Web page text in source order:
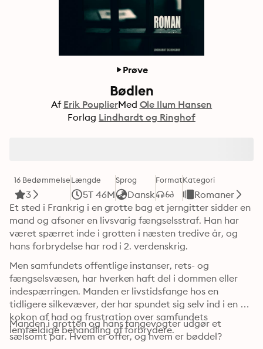
Prøve
Bødlen
Af Erik PouplierMed Ole Ilum Hansen
Forlag Lindhardt og Ringhof
16 Bedømmelse
3
Længde
5T 46M
Sprog
Dansk
FormatKategori
Romaner
Et sted i Frankrig i en grotte bag et jerngitter sidder en
mand og afsoner en livsvarig fængselsstraf. Han har
været spærret inde i grotten i næsten tredive år, og
hans forbrydelse har rod i 2. verdenskrig.
Men samfundets offentlige instanser, rets- og
fængselsvæsen, har hverken haft del i dommen eller
indespærringen. Manden er livstidsfange hos en
tidligere silkevæver, der har spundet sig selv ind i en
kokon af had og frustration over samfundets
lemfældige behandling af forbrydere.
Manden i grotten og hans fangevogter udgør et
sælsomt par. Hvem er offer, og hvem er bøddel?